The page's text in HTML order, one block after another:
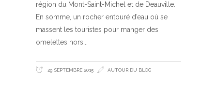
région du Mont-Saint-Michel et de Deauville.
En somme, un rocher entouré d’eau où se
massent les touristes pour manger des
omelettes hors
29 SEPTEMBRE 2015 AUTOUR DU BLOG